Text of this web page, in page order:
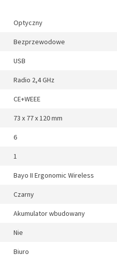
Optyczny
Bezprzewodowe
USB
Radio 2,4 GHz
CE+WEEE
73 x 77 x 120 mm
6
1
Bayo II Ergonomic Wireless
Czarny
Akumulator wbudowany
Nie
Biuro